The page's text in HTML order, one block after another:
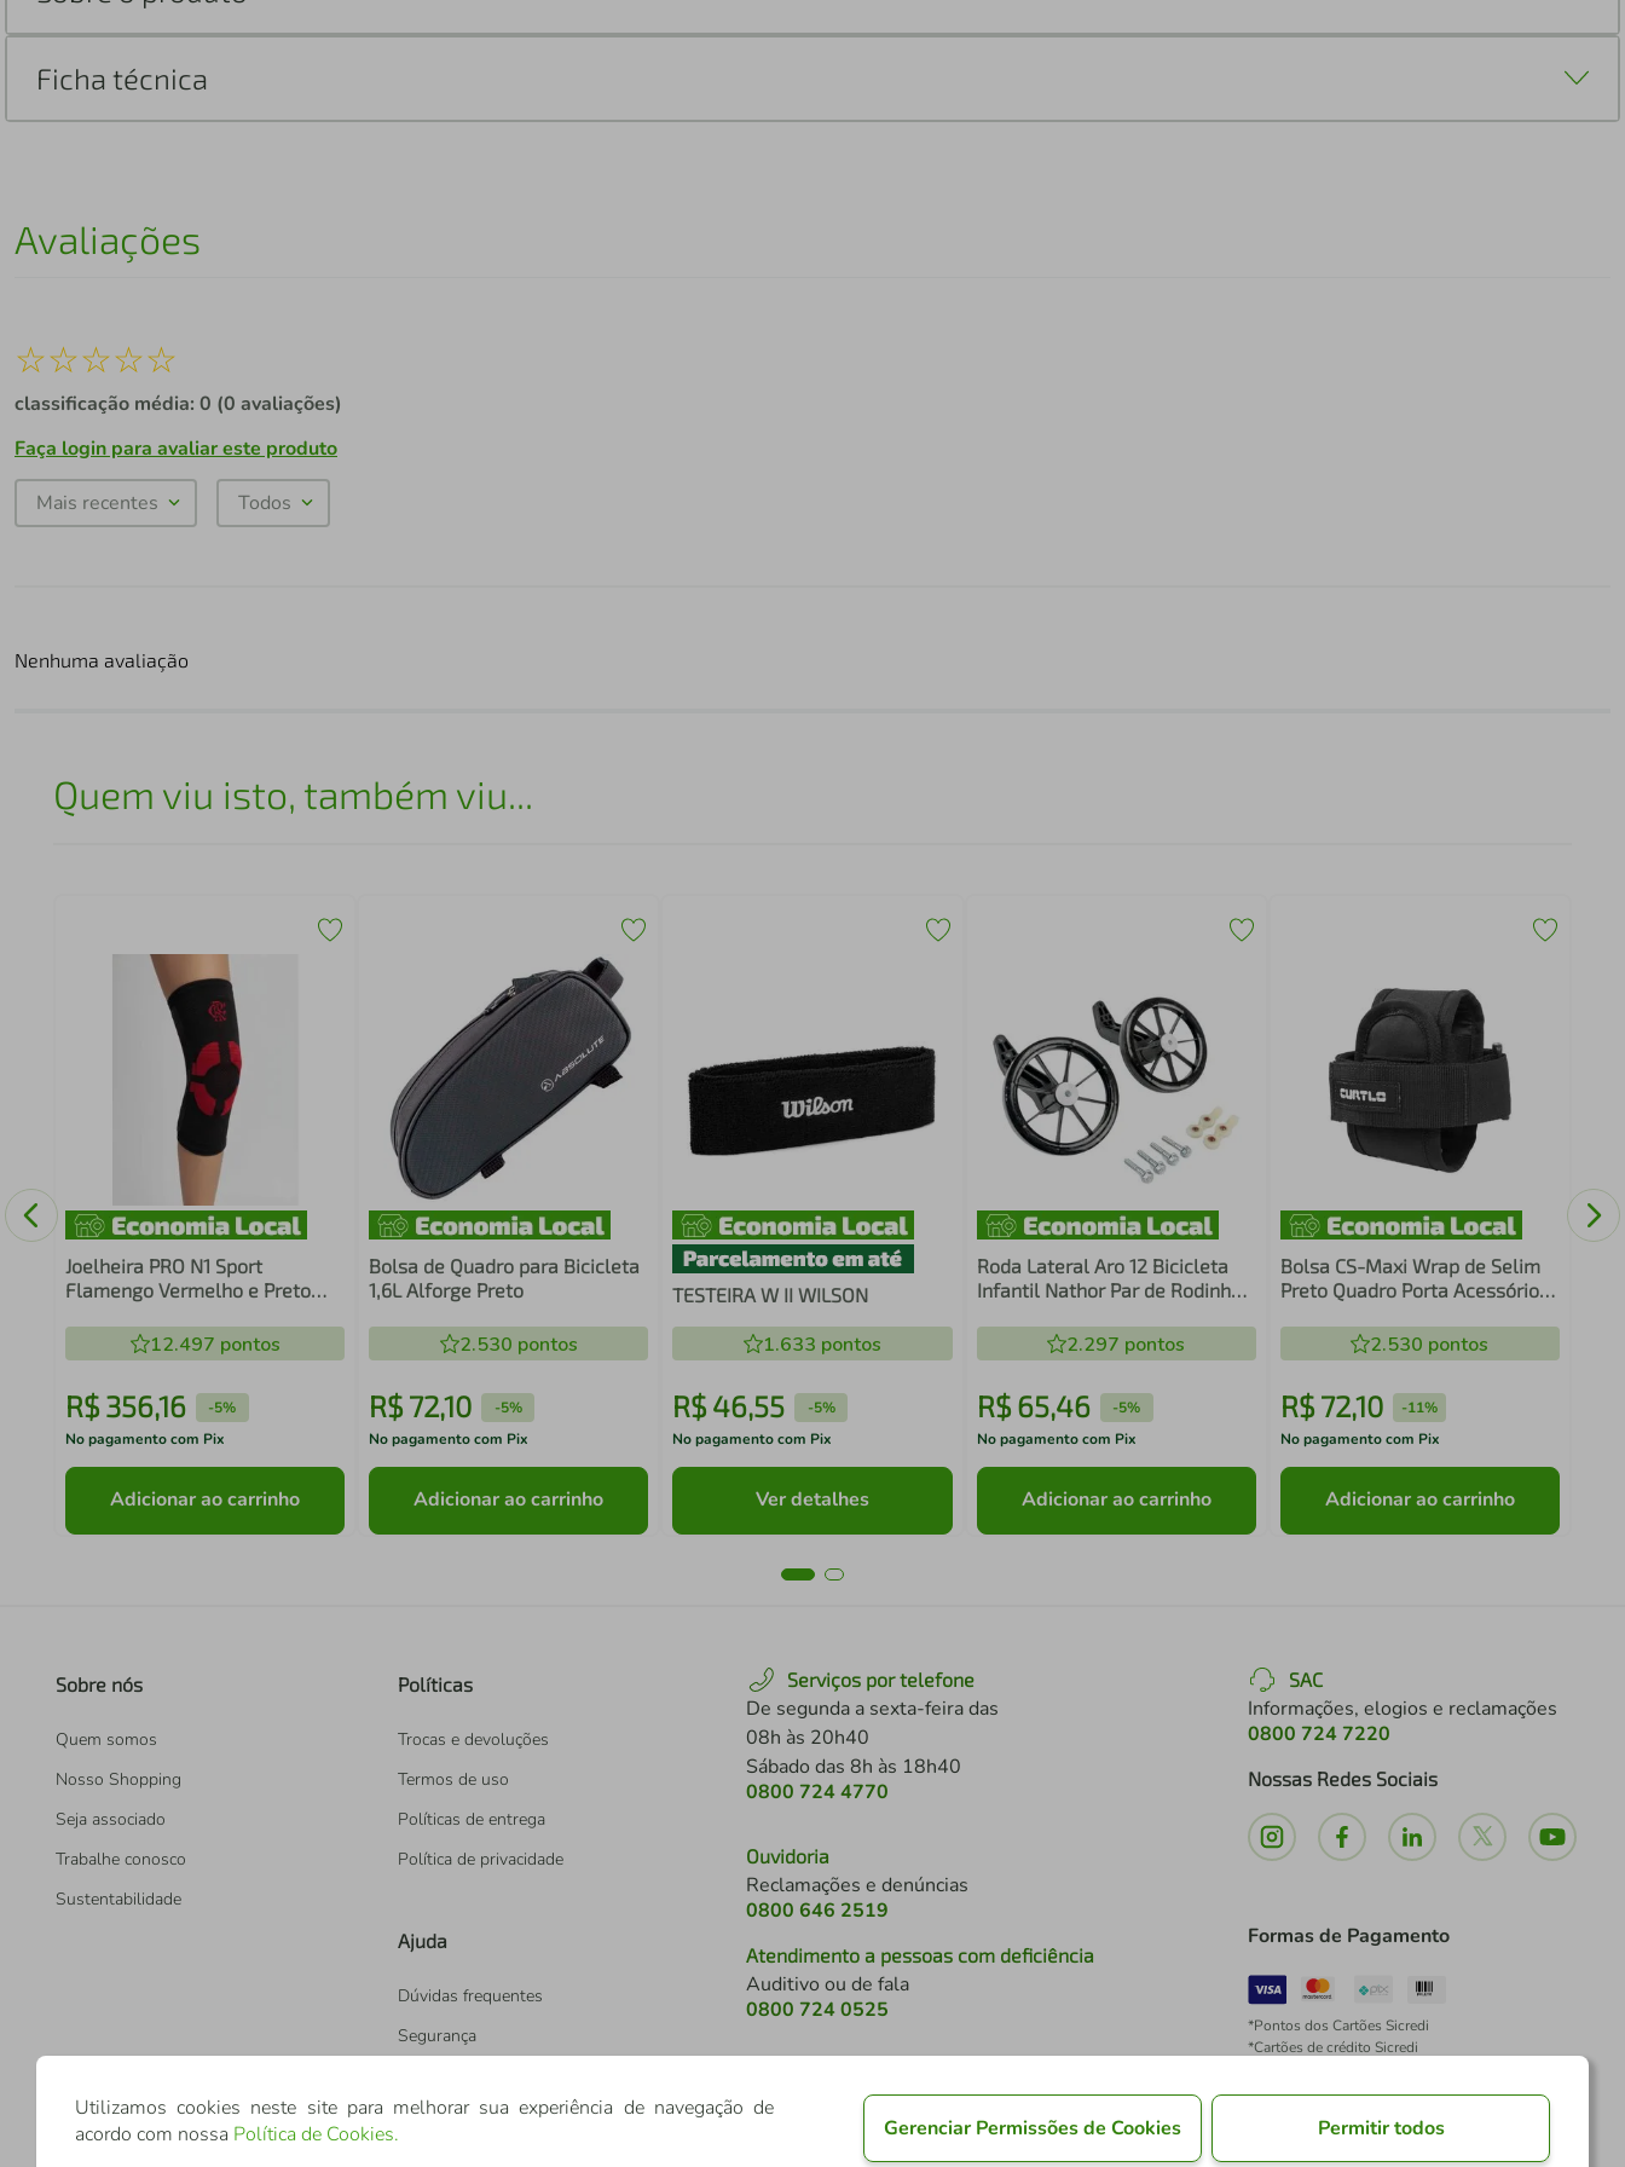
Ficha técnica
Avaliações
☆☆☆☆☆
classificação média: 0 (0 avaliações)
Faça login para avaliar este produto
Mais recentes Todos
Nenhuma avaliação
Quem viu isto, também viu...
Joelheira PRO N1 Sport
Flamengo Vermelho e Preto
12.497 pontos
R$ 356,16 -5%
No pagamento com Pix
Adicionar ao carrinho
Bolsa de Quadro para Bicicleta
1,6L Alforge Preto
2.530 pontos
R$ 72,10 -5%
No pagamento com Pix
Adicionar ao carrinho
TESTEIRA W II WILSON
1.633 pontos
R$46,55 -5%
No pagamento com Pix
Ver detalhes
Roda Lateral Aro 12 Bicicleta
Infantil Nathor Par de Rodinha
2.297 pontos
R$ 65,46 -5%
No pagamento com Pix
Adicionar ao carrinho
Bolsa CS-Maxi Wrap de Selim
Preto Quadro Porta Acessórios
2.530 pontos
R$ 72,10 -11%
No pagamento com Pix
Adicionar ao carrinho
Sobre nós
Quem somos
Nosso Shopping
Seja associado
Trabalhe conosco
Sustentabilidade
Políticas
Trocas e devoluções
Termos de uso
Políticas de entrega
Política de privacidade
Ajuda
Dúvidas frequentes
Segurança
Serviços por telefone
De segunda a sexta-feira das
08h às 20h40
Sábado das 8h às 18h40
0800 724 4770
Ouvidoria
Reclamações e denúncias
0800 646 2519
Atendimento a pessoas com deficiência
Auditivo ou de fala
0800 724 0525
SAC
Informações, elogios e reclamações
0800 724 7220
Nossas Redes Sociais
Formas de Pagamento
*Pontos dos Cartões Sicredi
*Cartões de crédito Sicredi
*É vedada a cobrança de preço superior, valor ou
Utilizamos cookies neste site para melhorar sua experiência de navegação de
acordo com nossa Política de Cookies. Gerenciar Permissões de Cookies Permitir todos